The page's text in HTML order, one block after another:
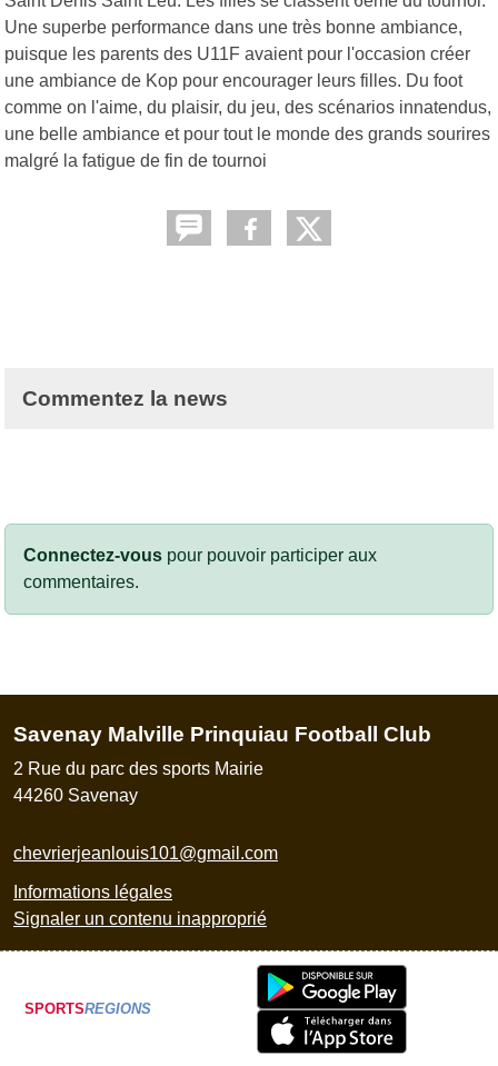
Une superbe performance dans une très bonne ambiance,
puisque les parents des U11F avaient pour l'occasion créer
une ambiance de Kop pour encourager leurs filles. Du foot
comme on l'aime, du plaisir, du jeu, des scénarios innatendus,
une belle ambiance et pour tout le monde des grands sourires
malgré la fatigue de fin de tournoi
Commentez la news
Connectez-vous pour pouvoir participer aux
commentaires.
Savenay Malville Prinquiau Football Club
2 Rue du parc des sports Mairie
44260 Savenay
chevrierjeanlouis101@gmail.com
Informations légales
Signaler un contenu inapproprié
SPORTSREGIONS